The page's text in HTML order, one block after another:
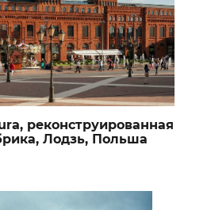
реконструированная
Лодзь, Польша